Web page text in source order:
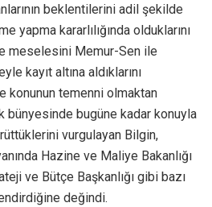
beklentilerini adil şekilde
yapma kararlılığında olduklarını
meselesini Memur-Sen ile
kayıt altına aldıklarını
konunun temenni olmaktan
bünyesinde bugüne kadar konuyla
vurgulayan Bilgin,
Hazine ve Maliye Bakanlığı
ve Bütçe Başkanlığı gibi bazı
değindi.